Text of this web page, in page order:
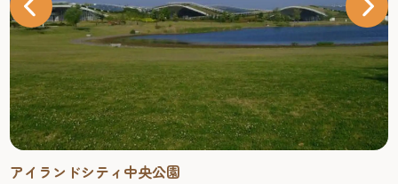
アイランドシティ中央公園